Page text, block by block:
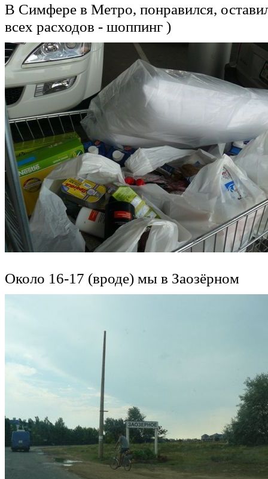
В Симфере в Метро, понравился,
всех расходов - шоппинг )
Около 16-17 (вроде) мы в Заозёрном